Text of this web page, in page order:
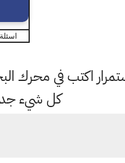
اكتب في محرك
كل شيء